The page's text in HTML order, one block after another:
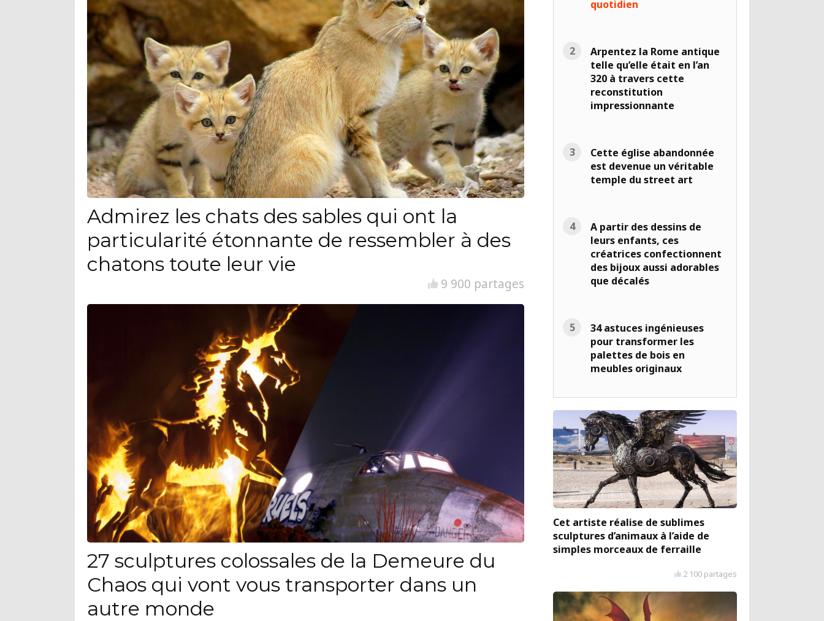
Admirez les chats des sables qui ont la
particularité étonnante de ressembler à des
chatons toute leur vie
9 900 partages
27 sculptures colossales de la Demeure du
Chaos qui vont vous transporter dans un
autre monde
quotidien
Arpentez la Rome antique
telle qu’elle était en l’an
320 à travers cette
reconstitution
impressionnante
Cette église abandonnée
est devenue un véritable
temple du street art
A partir des dessins de
leurs enfants, ces
créatrices confectionnent
des bijoux aussi adorables
que décalés
34 astuces ingénieuses
pour transformer les
palettes de bois en
meubles originaux
Cet artiste réalise de sublimes
sculptures d’animaux à l’aide de
simples morceaux de ferraille
2 100 partages